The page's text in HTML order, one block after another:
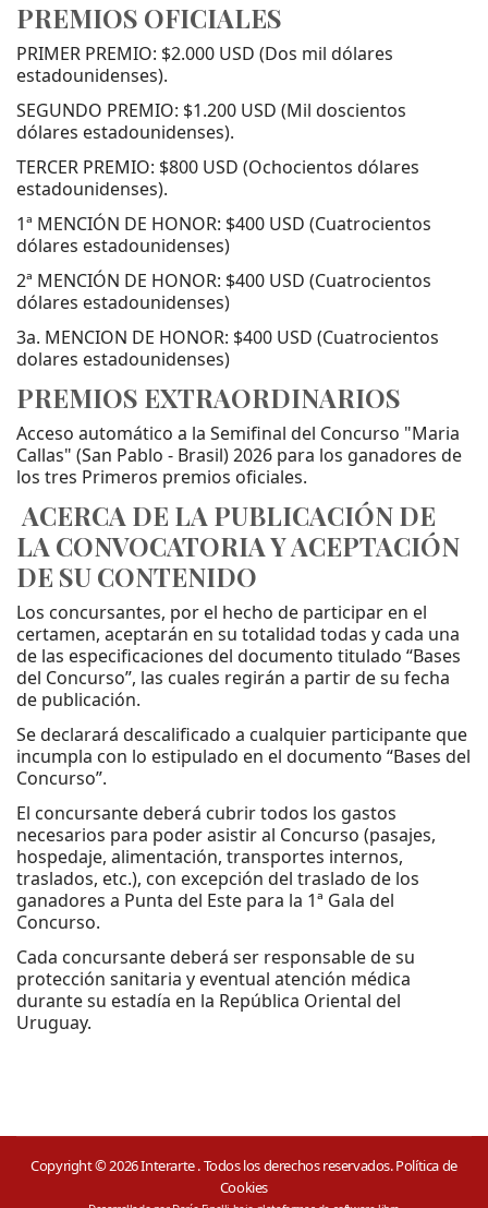
PREMIOS OFICIALES
PRIMER PREMIO: $2.000 USD (Dos mil dólares
estadounidenses).
SEGUNDO PREMIO: $1.200 USD (Mil doscientos
dólares estadounidenses).
TERCER PREMIO: $800 USD (Ochocientos dólares
estadounidenses).
1ª MENCIÓN DE HONOR: $400 USD (Cuatrocientos
dólares estadounidenses)
2ª MENCIÓN DE HONOR: $400 USD (Cuatrocientos
dólares estadounidenses)
3a. MENCION DE HONOR: $400 USD (Cuatrocientos
dolares estadounidenses)
PREMIOS EXTRAORDINARIOS
Acceso automático a la Semifinal del Concurso "Maria
Callas" (San Pablo - Brasil) 2026 para los ganadores de
los tres Primeros premios oficiales.
ACERCA DE LA PUBLICACIÓN DE
LA CONVOCATORIA Y ACEPTACIÓN
DE SU CONTENIDO
Los concursantes, por el hecho de participar en el
certamen, aceptarán en su totalidad todas y cada una
de las especificaciones del documento titulado “Bases
del Concurso”, las cuales regirán a partir de su fecha
de publicación.
Se declarará descalificado a cualquier participante que
incumpla con lo estipulado en el documento “Bases del
Concurso”.
El concursante deberá cubrir todos los gastos
necesarios para poder asistir al Concurso (pasajes,
hospedaje, alimentación, transportes internos,
traslados, etc.), con excepción del traslado de los
ganadores a Punta del Este para la 1ª Gala del
Concurso.
Cada concursante deberá ser responsable de su
protección sanitaria y eventual atención médica
durante su estadía en la República Oriental del
Uruguay.
Copyright © 2026 Interarte . Todos los derechos reservados.Política de
Cookies